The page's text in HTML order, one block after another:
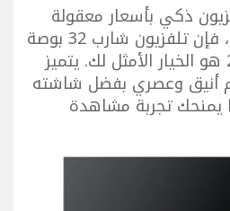
ذكي بأسعار معقولة
دون التضحية بالجودة، فإن تلفزيون شارب 32 بوصة
موديل 2T-C32FG6EX هو الخيار الأمثل لك. يتميز
أنيق وعصري بفضل شاشته
يمنحك تجربة مشاهدة